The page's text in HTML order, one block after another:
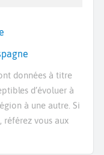
données à titre
d’évoluer à
à une autre. Si
vous aux